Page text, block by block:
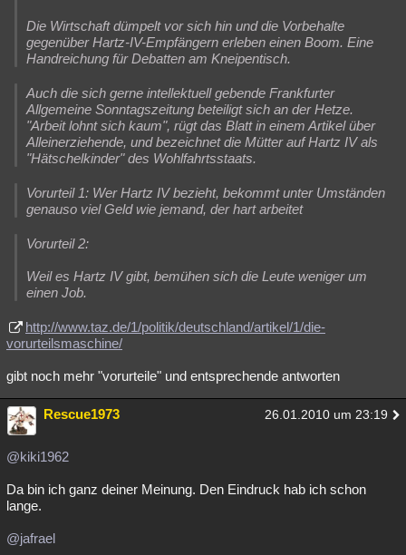
Die Wirtschaft dümpelt vor sich hin und die Vorbehalte
gegenüber Hartz-IV-Empfängern erleben einen Boom. Eine
Handreichung für Debatten am Kneipentisch.
Auch die sich gerne intellektuell gebende Frankfurter
Allgemeine Sonntagszeitung beteiligt sich an der Hetze.
"Arbeit lohnt sich kaum", rügt das Blatt in einem Artikel über
Alleinerziehende, und bezeichnet die Mütter auf Hartz IV als
"Hätschelkinder" des Wohlfahrtsstaats.
Vorurteil 1: Wer Hartz IV bezieht, bekommt unter Umständen
genauso viel Geld wie jemand, der hart arbeitet
Vorurteil 2:
Weil es Hartz IV gibt, bemühen sich die Leute weniger um
einen Job.
http://www.taz.de/1/politik/deutschland/artikel/1/die-
vorurteilsmaschine/
gibt noch mehr "vorurteile" und entsprechende antworten
Rescue1973 26.01.2010 um 23:19
@kiki1962
Da bin ich ganz deiner Meinung. Den Eindruck hab ich schon
lange.
@jafrael